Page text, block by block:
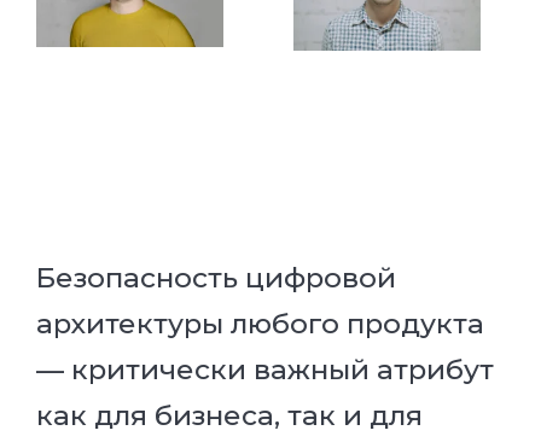
Безопасность цифровой
архитектуры любого продукта
— критически важный атрибут
как для бизнеса, так и для